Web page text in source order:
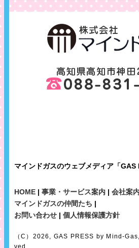
マインドガスのウェブメディア「GAS
HOME | 事業・サービス案内 | 会社案
マインドガスの仲間たち |
お問い合わせ | 個人情報保護方針
（C）2026, GAS PRESS by Mind-
ved.